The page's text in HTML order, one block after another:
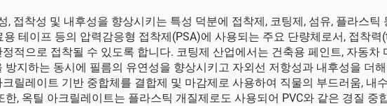
, 접착성 및 내후성을 향상시키는 특성 덕분에 접착제, 코팅제, 섬유, 플라스
테이프 등의 압력감응형 접착제(PSA)에 사용되는 주요 단량체로서, 접착
적으로 접착될 수 있도록 합니다. 코팅제 산업에서는 건축용 페인트, 자동
지하는 동시에 필름의 유연성을 향상시키고 자외선 저항성과 내후성을 더
릴레이트 기반 중합체를 결합제 및 마감제로 사용하여 직물의 부드러움, 내
, 옥틸 아크릴레이트는 플라스틱 개질제로도 사용되어 PVC와 같은 경질